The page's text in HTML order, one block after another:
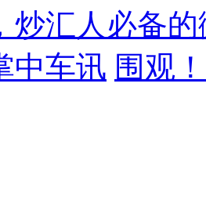
炒汇人必备
中车讯 围观